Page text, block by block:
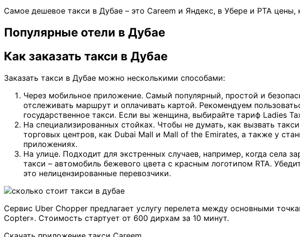
Самое дешевое такси в Дубае – это Careem и Яндекс, в Убере и РТА цены,
Популярные отели в Дубае
Как заказать такси в Дубае
Заказать такси в Дубае можно несколькими способами:
Через мобильное приложение. Самый популярный, простой и
отслеживать маршрут и оплачивать картой. Рекомендуем
государственное такси. Если вы женщина, выбирайте тариф Ladies
На специализированных стойках. Чтобы не думать, как вызвать
торговых центров, как Dubai Mall и Mall of the Emirates, а также у
приложениях.
На улице. Подходит для экстренных случаев, например, когда села
такси – автомобиль бежевого цвета с красным логотипом RTA.
это нелицензированные перевозчики.
Сервис Uber Chopper предлагает услугу перелета между основными
Copter». Стоимость стартует от 600 дирхам за 10 минут.